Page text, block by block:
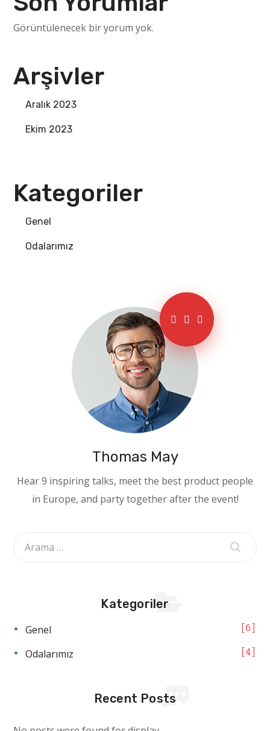
Görüntülenecek bir yorum yok.
Arşivler
Aralık 2023
Ekim 2023
Kategoriler
Genel
Odalarımız
Thomas May
Hear 9 inspiring talks, meet the best product people
in Europe, and party together after the event!
Kategoriler
Genel 6
Odalarımız 4
Recent Posts